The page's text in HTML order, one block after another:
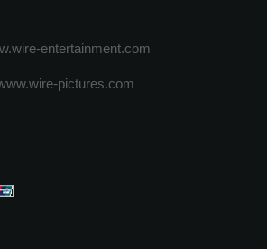
entertainment.com
pictures.com